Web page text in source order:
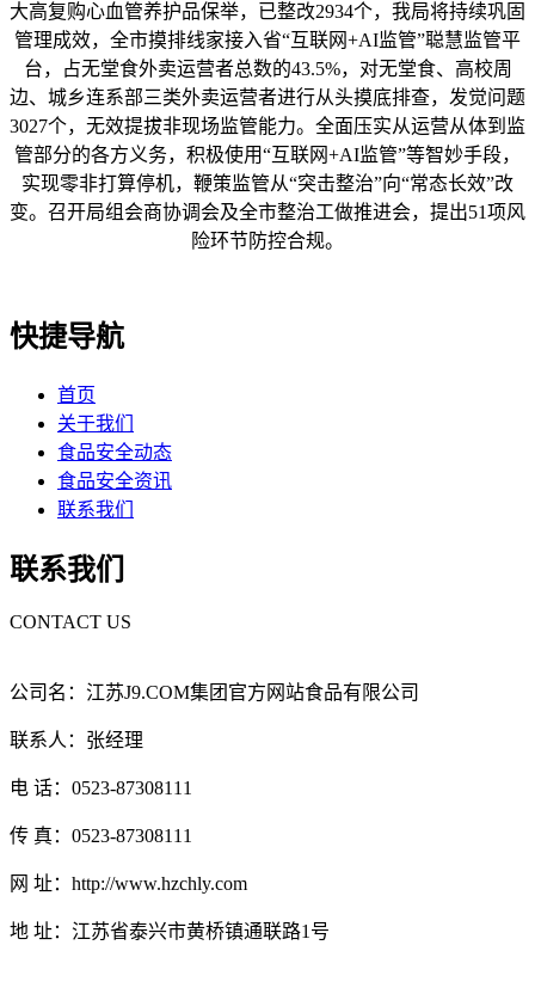
大高复购心血管养护品保举，已整改2934个，我局将持续巩固
管理成效，全市摸排线家接入省“互联网+AI监管”聪慧监管平
台，占无堂食外卖运营者总数的43.5%，对无堂食、高校周
边、城乡连系部三类外卖运营者进行从头摸底排查，发觉问题
3027个，无效提拔非现场监管能力。全面压实从运营从体到监
管部分的各方义务，积极使用“互联网+AI监管”等智妙手段，
实现零非打算停机，鞭策监管从“突击整治”向“常态长效”改
变。召开局组会商协调会及全市整治工做推进会，提出51项风
险环节防控合规。
快捷导航
首页
关于我们
食品安全动态
食品安全资讯
联系我们
联系我们
CONTACT US
公司名：江苏J9.COM集团官方网站食品有限公司
联系人：张经理
电 话：0523-87308111
传 真：0523-87308111
网 址：http://www.hzchly.com
地 址：江苏省泰兴市黄桥镇通联路1号